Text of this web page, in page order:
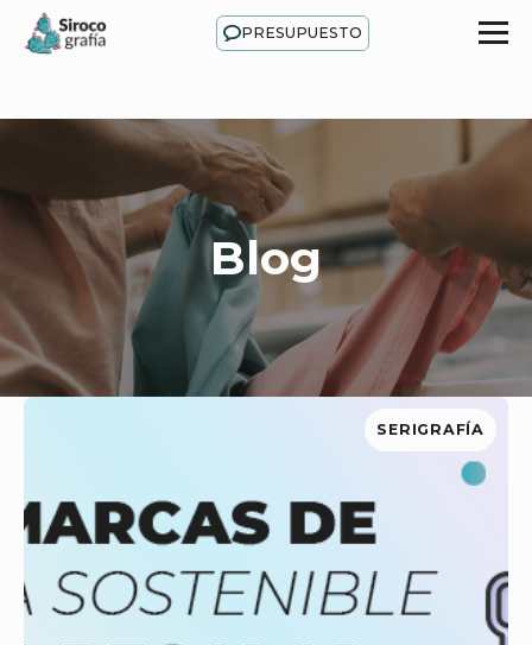
PRESUPUESTO
Blog
SERIGRAFÍA